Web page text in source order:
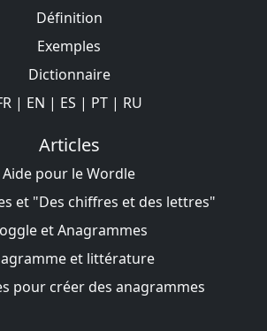
Définition
Exemples
Dictionnaire
| EN | ES | PT | RU
Articles
Aide pour le Wordle
et "Des chiffres et des lettres"
et Anagrammes
et littérature
pour créer des anagrammes